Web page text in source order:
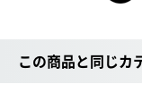
この商品と同じカ